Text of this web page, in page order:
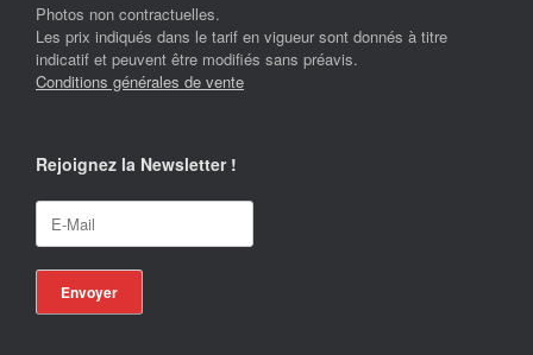
Photos non contractuelles.
Les prix indiqués dans le tarif en vigueur sont donnés à titre
indicatif et peuvent être modifiés sans préavis.
Conditions générales de vente
Rejoignez la Newsletter !